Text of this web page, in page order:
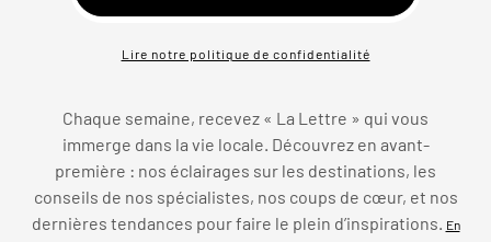
Lire notre politique de confidentialité
Chaque semaine, recevez « La Lettre » qui vous
immerge dans la vie locale. Découvrez en avant-
première : nos éclairages sur les destinations, les
conseils de nos spécialistes, nos coups de cœur, et nos
dernières tendances pour faire le plein d’inspirations. En